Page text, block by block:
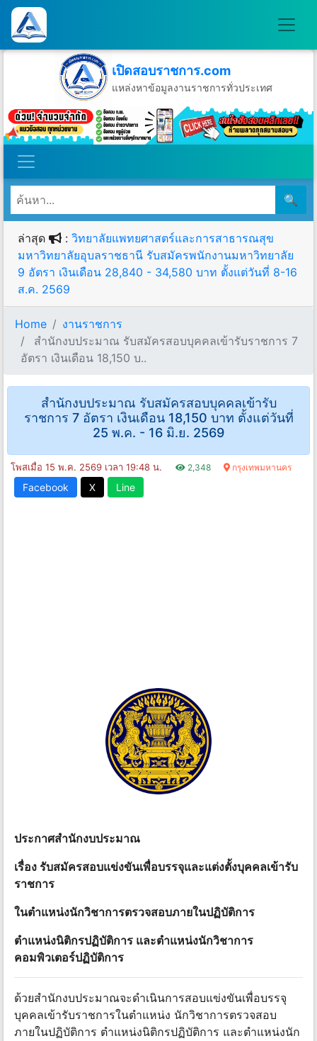
เปิดสอบราชการ.com
แหล่งหาข้อมูลงานราชการทั่วประเทศ
วันเสาร์ที่ 8 เดือนสิงหาคม พ.ศ.2569
🔍
ล่าสุด : วิทยาลัยแพทยศาสตร์และการสาธารณสุข
มหาวิทยาลัยอุบลราชธานี รับสมัครพนักงานมหาวิทยาลัย
9 อัตรา เงินเดือน 28,840 - 34,580 บาท ตั้งแต่วันที่ 8-16
ส.ค. 2569
Home
งานราชการ
สำนักงบประมาณ รับสมัครสอบบุคคลเข้ารับราชการ 7
อัตรา เงินเดือน 18,150 บ..
สำนักงบประมาณ รับสมัครสอบบุคคลเข้ารับ
ราชการ 7 อัตรา เงินเดือน 18,150 บาท ตั้งแต่วันที่
25 พ.ค. - 16 มิ.ย. 2569
โพสเมื่อ 15 พ.ค. 2569 เวลา 19:48 น. 2,348 กรุงเทพมหานคร
Facebook X Line
ประกาศสำนักงบประมาณ
เรื่อง รับสมัครสอบแข่งขันเพื่อบรรจุและแต่งตั้งบุคคลเข้ารับ
ราชการ
ในตำแหน่งนักวิชาการตรวจสอบภายในปฏิบัติการ
ตำแหน่งนิติกรปฏิบัติการ และตำแหน่งนักวิชาการ
คอมพิวเตอร์ปฏิบัติการ
ด้วยสำนักงบประมาณจะดำเนินการสอบแข่งขันเพื่อบรรจุ
บุคคลเข้ารับราชการในตำแหน่ง นักวิชาการตรวจสอบ
ภายในปฏิบัติการ ตำแหน่งนิติกรปฏิบัติการ และตำแหน่งนัก